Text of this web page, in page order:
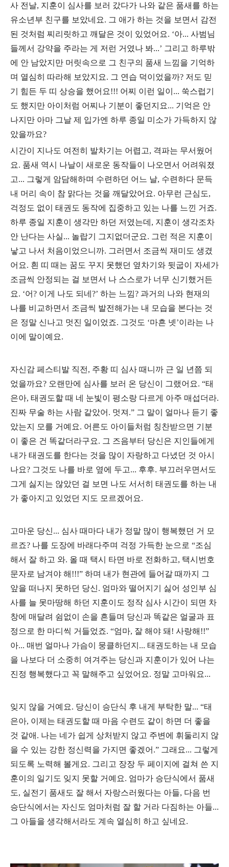
사 전날, 지훈이 심사를 보러 갔다가 나와 같은 품새를 하는
유소년부 친구를 보았네요. 그 애가 하는 것을 보면서 감전
된 것처럼 찌리릿하고 깨달은 것이 있었어요. ‘아... 사범님
들께서 강약을 주라는 게 저런 거였나 봐...’ 그리고 하루밖
에 안 남았지만 머릿속으로 그 친구의 품새 느낌을 기억하
며 열심히 따라해 보았지요. 그 연습 덕이었을까? 저도 믿
기 힘든 두 띠 상승을 했어요!!! 어찌 이런 일이... 쑥스럽기
도 했지만 아이처럼 어찌나 기분이 좋던지요... 기억은 안
나지만 아마 그날 제 입가엔 하루 종일 미소가 가득하지 않
았을까요?
시간이 지나도 여전히 발차기는 어렵고, 격파는 무서웠어
요. 품새 역시 나날이 새로운 동작들이 나오면서 어려워졌
고... 그렇게 암담해하며 수련하던 어느 날, 수련하다 문득
내 머리 속이 참 맑다는 것을 깨달았어요. 아무런 근심도,
걱정도 없이 태권도 동작에 집중하고 있는 나를 느낀 거죠.
하루 종일 지훈이 생각만 하던 저였는데, 지훈이 생각조차
안 난다는 사실... 놀랍기 그지없더군요. 그런 적은 지훈이
낳고 나서 처음이었으니까. 그러면서 조금씩 재미도 생겼
어요. 흰 띠 때는 꿈도 꾸지 못했던 옆차기와 뒷굽이 자세가
조금씩 안정되는 걸 보면서 나 스스로가 너무 신기했거든
요. ‘어? 이게 나도 되네?’ 하는 느낌? 과거의 나와 현재의
나를 비교하면서 조금씩 발전해가는 내 모습을 본다는 것
은 정말 신나고 멋진 일이었죠. 그것도 ‘마흔 넷’이라는 나
이에 말이예요.
자신감 페스티발 직전, 주황 띠 심사 때니까 근 일 년쯤 되
었을까요? 오랜만에 심사를 보러 온 당신이 그랬어요. “태
은아, 태권도할 때 네 눈빛이 평소랑 다르게 아주 매섭더라.
진짜 무술 하는 사람 같았어. 멋져.” 그 말이 얼마나 듣기 좋
았는지 모를 거예요. 어른도 아이들처럼 칭찬받으면 기분
이 좋은 건 똑같더라구요. 그 즈음부터 당신은 지인들에게
내가 태권도를 한다는 것을 많이 자랑하고 다녔던 것 아시
나요? 그것도 나를 바로 옆에 두고... 후후. 부끄러우면서도
그게 싫지는 않았던 걸 보면 나도 서서히 태권도를 하는 내
가 좋아지고 있었던 지도 모르겠어요.
고마운 당신... 심사 때마다 내가 정말 많이 행복했던 거 모
르죠? 나를 도장에 바래다주며 걱정 가득한 눈으로 “조심
해서 잘 하고 와. 올 때 택시 타면 바로 전화하고, 택시번호
문자로 남겨야 해!!!” 하며 내가 현관에 들어갈 때까지 그
앞을 떠나지 못하던 당신. 엄마와 떨어지기 싫어 성인부 심
사를 늘 못마땅해 하던 지훈이도 정작 심사 시간이 되면 차
창에 매달려 쉼없이 손을 흔들며 당신과 똑같은 얼굴과 표
정으로 한 마디씩 거들었죠. “엄마, 잘 해야 돼! 사랑해!!”
아... 매번 얼마나 가슴이 뭉클하던지... 태권도하는 내 모습
을 나보다 더 소중히 여겨주는 당신과 지훈이가 있어 나는
진정 행복했다고 꼭 말해주고 싶었어요. 정말 고마워요...
잊지 않을 거예요. 당신이 승단식 후 내게 부탁한 말... “태
은아, 이제는 태권도할 때 마음 수련도 같이 하면 더 좋을
것 같애. 나는 네가 쉽게 상처받지 않고 주변에 휘둘리지 않
을 수 있는 강한 정신력을 가지면 좋겠어.” 그래요... 그렇게
되도록 노력해 볼게요. 그리고 장장 두 페이지에 걸쳐 쓴 지
훈이의 일기도 잊지 못할 거예요. 엄마가 승단식에서 품새
도, 실전기 품새도 잘 해서 자랑스러웠다는 아들, 다음 번
승단식에서는 자신도 엄마처럼 잘 할 거라 다짐하는 아들...
그 아들을 생각해서라도 계속 열심히 하고 싶네요.